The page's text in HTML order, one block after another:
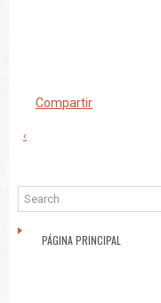
Compartir
‹
PÁGINA PRINCIPAL